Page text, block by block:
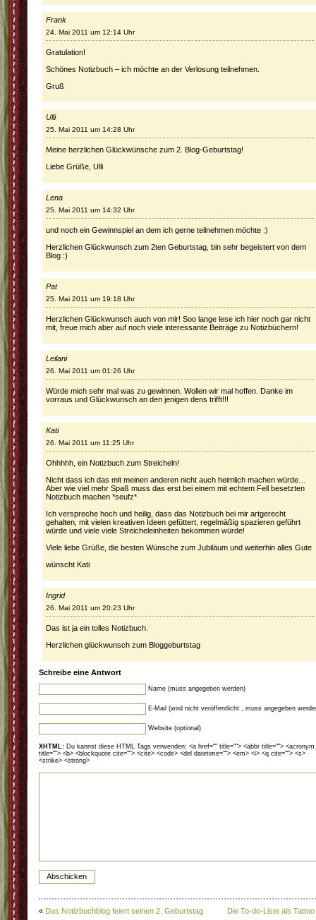
Frank
24. Mai 2011 um 12:14 Uhr
Gratulation!
Schönes Notizbuch – ich möchte an der Verlosung teilnehmen.
Gruß
Ulli
25. Mai 2011 um 14:28 Uhr
Meine herzlichen Glückwünsche zum 2. Blog-Geburtstag!
Liebe Grüße, Ulli
Lena
25. Mai 2011 um 14:32 Uhr
und noch ein Gewinnspiel an dem ich gerne teilnehmen möchte :)
Herzlichen Glückwunsch zum 2ten Geburtstag, bin sehr begeistert von dem
Blog :)
Pat
25. Mai 2011 um 19:18 Uhr
Herzlichen Glückwunsch auch von mir! Soo lange lese ich hier noch gar nicht
mit, freue mich aber auf noch viele interessante Beiträge zu Notizbüchern!
Leilani
26. Mai 2011 um 01:26 Uhr
Würde mich sehr mal was zu gewinnen. Wollen wir mal hoffen. Danke im
vorraus und Glückwunsch an den jenigen dens trifft!!!
Kati
26. Mai 2011 um 11:25 Uhr
Ohhhhh, ein Notizbuch zum Streicheln!
Nicht dass ich das mit meinen anderen nicht auch heimlich machen würde…
Aber wie viel mehr Spaß muss das erst bei einem mit echtem Fell besetzten
Notizbuch machen *seufz*
Ich verspreche hoch und heilig, dass das Notizbuch bei mir artgerecht
gehalten, mit vielen kreativen Ideen gefüttert, regelmäßig spazieren geführt
würde und viele viele Streicheleinheiten bekommen würde!
Viele liebe Grüße, die besten Wünsche zum Jubiläum und weiterhin alles Gute
wünscht Kati
Ingrid
26. Mai 2011 um 20:23 Uhr
Das ist ja ein tolles Notizbuch.
Herzlichen glückwunsch zum Bloggeburtstag
Schreibe eine Antwort
Name (muss angegeben werden)
E-Mail (wird nicht veröffentlicht , muss angegeben
Website (optional)
XHTML: Du kannst diese HTML Tags verwenden: <a href="" title=""> <abbr title=""> <acronym
title=""> <b> <blockquote cite=""> <cite> <code> <del datetime=""> <em> <i> <q cite=""> <s>
<strike> <strong>
« Das Notizbuchblog feiert seinen 2. Geburtstag Die To-do-Liste als Tattoo